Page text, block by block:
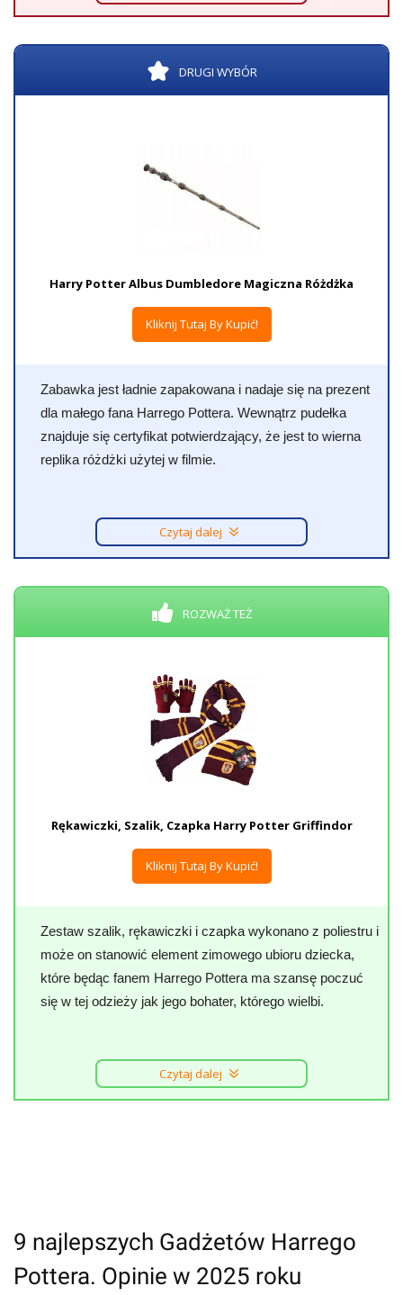
DRUGI WYBÓR
Harry Potter Albus Dumbledore Magiczna Różdżka
Kliknij Tutaj By Kupić!
Zabawka jest ładnie zapakowana i nadaje się na prezent
dla małego fana Harrego Pottera. Wewnątrz pudełka
znajduje się certyfikat potwierdzający, że jest to wierna
replika różdżki użytej w filmie.
Czytaj dalej
ROZWAŻ TEŻ
Rękawiczki, Szalik, Czapka Harry Potter Griffindor
Kliknij Tutaj By Kupić!
Zestaw szalik, rękawiczki i czapka wykonano z poliestru i
może on stanowić element zimowego ubioru dziecka,
które będąc fanem Harrego Pottera ma szansę poczuć
się w tej odzieży jak jego bohater, którego wielbi.
Czytaj dalej
9 najlepszych Gadżetów Harrego
Pottera. Opinie w 2025 roku